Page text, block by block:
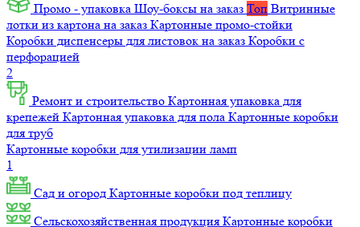
Промо - упаковка Шоу-боксы на заказ Топ Витринные
лотки из картона на заказ Картонные промо-стойки
Коробки диспенсеры для листовок на заказ Коробки с
перфорацией
2
Ремонт и строительство Картонная упаковка для
крепежей Картонная упаковка для пола Картонные коробки
для труб
Картонные коробки для утилизации ламп
1
Сад и огород Картонные коробки под теплицу
Сельскохозяйственная продукция Картонные коробки